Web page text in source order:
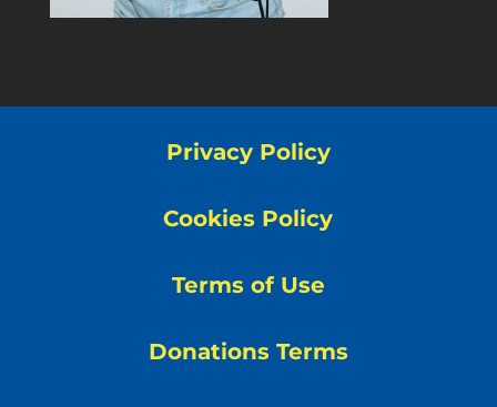
Privacy Policy
Cookies Policy
Terms of Use
Donations Terms